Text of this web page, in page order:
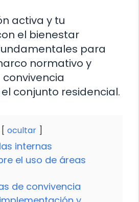
activa y tu
el bienestar
para
normativo y
conjunto residencial.
ocultar
internas
el uso de áreas
de convivencia